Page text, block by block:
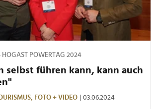
HOGAST POWERTAG 2024
selbst führen kann, kann auch
FOTO + VIDEO | 03.06.2024